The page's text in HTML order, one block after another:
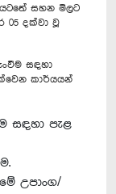
සහන මිලට
05 දක්වා වූ
සඳහා
කාර්යයන්
සඳහා පැළ
උපාංග/